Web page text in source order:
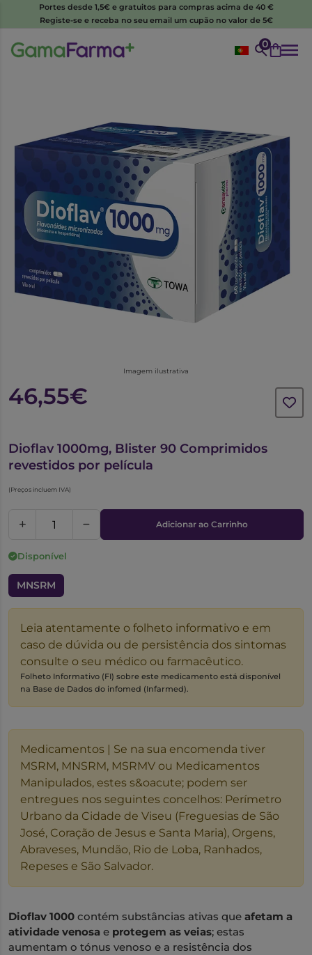
Portes desde 1,5€ e gratuitos para compras acima de 40 €
Registe-se e receba no seu email um cupão no valor de 5€
0
Imagem ilustrativa
46,55€
Dioflav 1000mg, Blister 90 Comprimidos
revestidos por película
(Preços incluem IVA)
Adicionar ao Carrinho
Disponível
MNSRM
Leia atentamente o folheto informativo e em
caso de dúvida ou de persistência dos sintomas
consulte o seu médico ou farmacêutico.
Folheto Informativo (FI) sobre este medicamento está disponível
na Base de Dados do infomed (Infarmed).
Medicamentos | Se na sua encomenda tiver
MSRM, MNSRM, MSRMV ou Medicamentos
Manipulados, estes s&oacute; podem ser
entregues nos seguintes concelhos: Perímetro
Urbano da Cidade de Viseu (Freguesias de São
José, Coração de Jesus e Santa Maria), Orgens,
Abraveses, Mundão, Rio de Loba, Ranhados,
Repeses e São Salvador.
Dioflav 1000 contém substâncias ativas que afetam a
atividade venosa e protegem as veias; estas
aumentam o tónus venoso e a resistência dos